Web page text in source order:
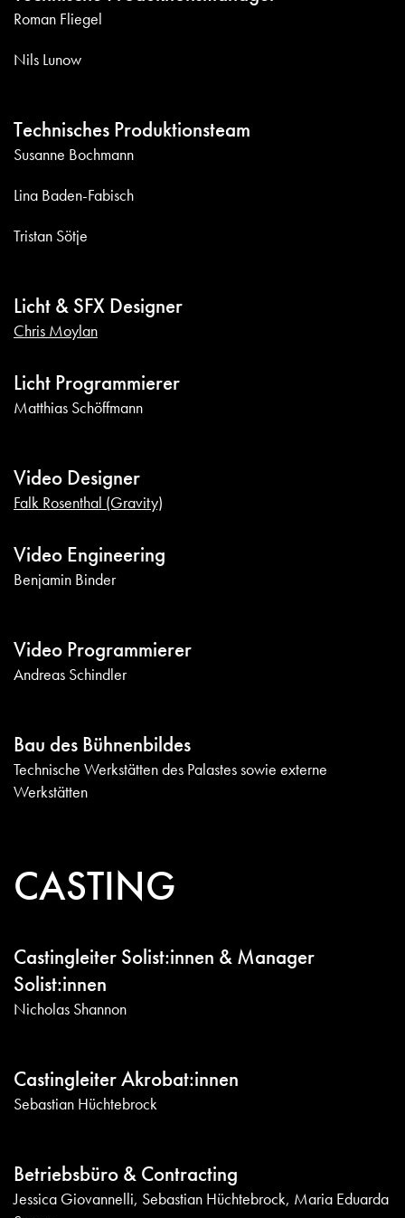
Roman Fliegel
Nils Lunow
Technisches Produktionsteam
Susanne Bochmann
Lina Baden-Fabisch
Tristan Sötje
Licht & SFX Designer
Chris Moylan
Licht Programmierer
Matthias Schöffmann
Video Designer
Falk Rosenthal (Gravity)
Video Engineering
Benjamin Binder
Video Programmierer
Andreas Schindler
Bau des Bühnenbildes
Technische Werkstätten des Palastes sowie externe
Werkstätten
CASTING
Castingleiter Solist:innen & Manager
Solist:innen
Nicholas Shannon
Castingleiter Akrobat:innen
Sebastian Hüchtebrock
Betriebsbüro & Contracting
Jessica Giovannelli, Sebastian Hüchtebrock, Maria Eduarda